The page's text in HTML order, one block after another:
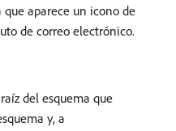
que aparece un icono de
de correo electrónico.
del esquema que
y, a